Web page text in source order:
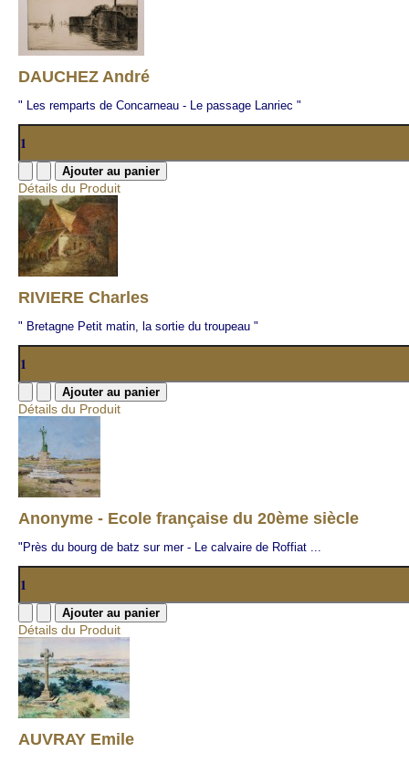
DAUCHEZ André
" Les remparts de Concarneau - Le passage Lanriec "
Détails du Produit
RIVIERE Charles
" Bretagne Petit matin, la sortie du troupeau "
Détails du Produit
Anonyme - Ecole française du 20ème siècle
"Près du bourg de batz sur mer - Le calvaire de Roffiat ...
Détails du Produit
AUVRAY Emile